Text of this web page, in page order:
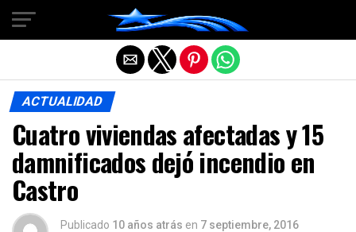
ACTUALIDAD
Cuatro viviendas afectadas y 15
damnificados dejó incendio en
Castro
Publicado 10 años atrás en 7 septiembre, 2016
Salir de la versión móvil